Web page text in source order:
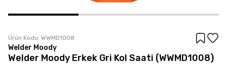
Ürün Kodu: WWMD1008
Welder Moody
Welder Moody Erkek Gri Kol Saati (WWMD1008)